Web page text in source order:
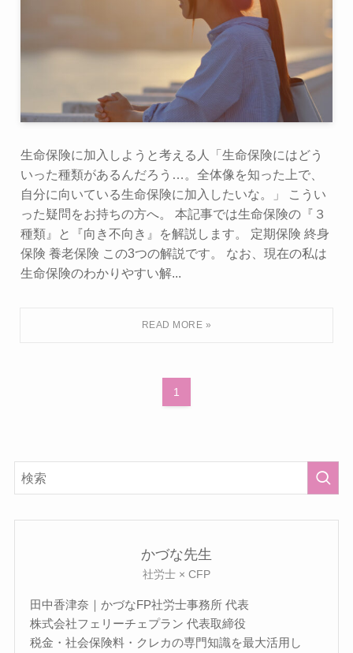
生命保険に加入しようと考える人「生命保険にはどう
いった種類があるんだろう…。全体像を知った上で、
自分に向いている生命保険に加入したいな。」 こうい
った疑問をお持ちの方へ。 本記事では生命保険の『３
種類』と『向き不向き』を解説します。 定期保険 終身
保険 養老保険 この3つの解説です。 なお、現在の私は
生命保険のわかりやすい解...
1
かづな先生
社労士 × CFP
田中香津奈｜かづなFP社労士事務所 代表
株式会社フェリーチェプラン 代表取締役
税金・社会保険料・クレカの専門知識を最大活用し